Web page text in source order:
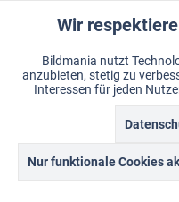
Menü
Funktionale
Marketing
Wir
Bildmania nutzt
anzubieten, stetig zu
Interessen für jeden
Nur funktionale Cookies